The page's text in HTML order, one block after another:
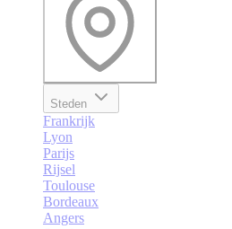
Steden
Frankrijk
Lyon
Parijs
Rijsel
Toulouse
Bordeaux
Angers